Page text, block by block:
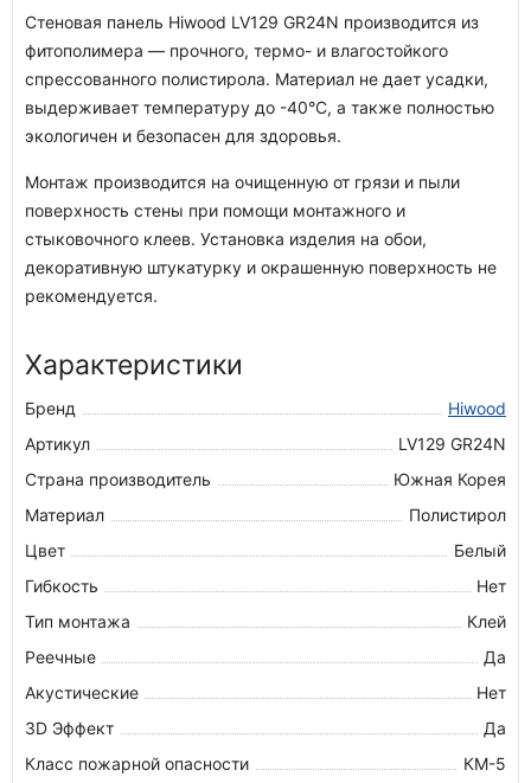
Стеновая панель Hiwood LV129 GR24N производится из
фитополимера — прочного, термо- и влагостойкого
спрессованного полистирола. Материал не дает усадки,
выдерживает температуру до -40°С, а также полностью
экологичен и безопасен для здоровья.
Монтаж производится на очищенную от грязи и пыли
поверхность стены при помощи монтажного и
стыковочного клеев. Установка изделия на обои,
декоративную штукатурку и окрашенную поверхность не
рекомендуется.
Характеристики
Бренд
Hiwood
Артикул
LV129 GR24N
Страна производитель
Южная Корея
Материал
Полистирол
Цвет
Белый
Гибкость
Нет
Тип монтажа
Клей
Реечные
Да
Акустические
Нет
3D Эффект
Да
Класс пожарной опасности
КМ-5